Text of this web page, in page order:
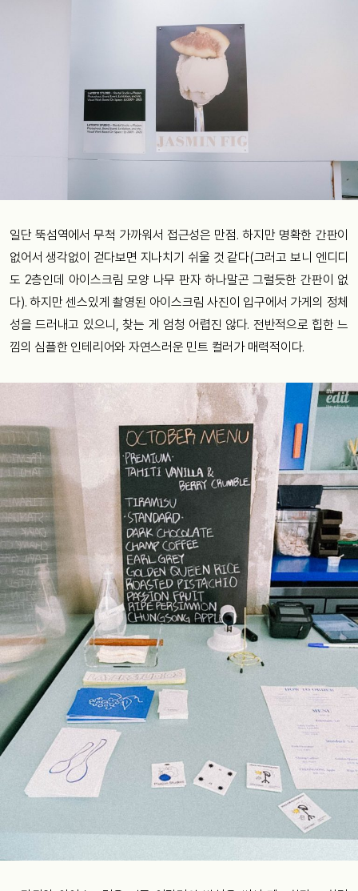
일단 뚝섬역에서 무척 가까워서 접근성은 만점. 하지만 명확한 간판이
없어서 생각없이 걷다보면 지나치기 쉬울 것 같다(그러고 보니 엔디디
도 2층인데 아이스크림 모양 나무 판자 하나말곤 그럴듯한 간판이 없
다). 하지만 센스있게 촬영된 아이스크림 사진이 입구에서 가게의 정체
성을 드러내고 있으니, 찾는 게 엄청 어렵진 않다. 전반적으로 힙한 느
낌의 심플한 인테리어와 자연스러운 민트 컬러가 매력적이다.